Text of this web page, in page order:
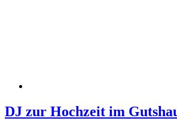
DJ zur Hochzeit im